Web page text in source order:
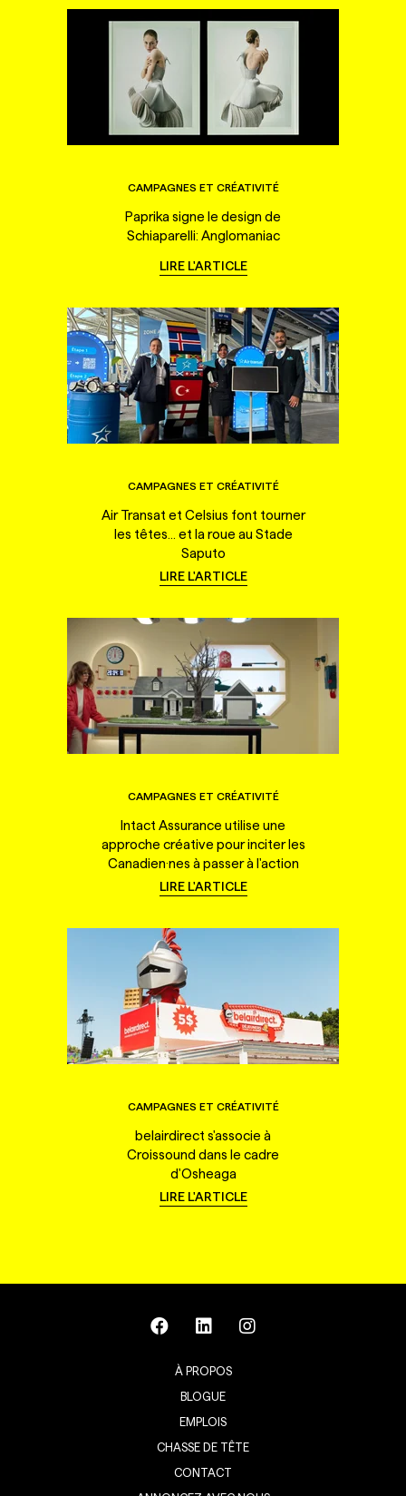
CAMPAGNES ET CRÉATIVITÉ
Paprika signe le design de
Schiaparelli: Anglomaniac
LIRE L'ARTICLE
CAMPAGNES ET CRÉATIVITÉ
Air Transat et Celsius font tourner
les têtes... et la roue au Stade
Saputo
LIRE L'ARTICLE
CAMPAGNES ET CRÉATIVITÉ
Intact Assurance utilise une
approche créative pour inciter les
Canadien·nes à passer à l'action
LIRE L'ARTICLE
CAMPAGNES ET CRÉATIVITÉ
belairdirect s'associe à
Croissound dans le cadre
d'Osheaga
LIRE L'ARTICLE
À PROPOS
BLOGUE
EMPLOIS
CHASSE DE TÊTE
CONTACT